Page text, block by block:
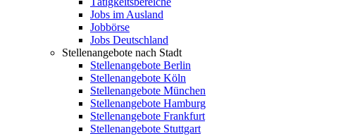
Jobs im Ausland
Jobbörse
Jobs Deutschland
Stellenangebote nach Stadt
Stellenangebote Berlin
Stellenangebote Köln
Stellenangebote München
Stellenangebote Hamburg
Stellenangebote Frankfurt
Stellenangebote Stuttgart